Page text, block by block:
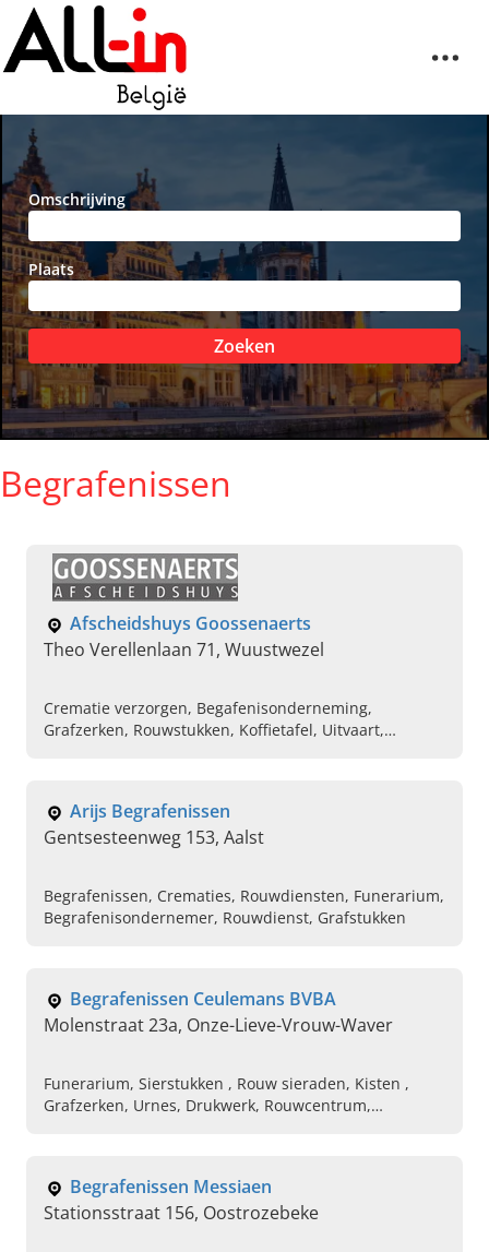
Omschrijving
Plaats
Zoeken
Begrafenissen
Afscheidshuys Goossenaerts
Theo Verellenlaan 71, Wuustwezel
Crematie verzorgen, Begafenisonderneming,
Grafzerken, Rouwstukken, Koffietafel, Uitvaart,
Arijs Begrafenissen
Gentsesteenweg 153, Aalst
Begrafenissen, Crematies, Rouwdiensten, Funerarium,
Begrafenisondernemer, Rouwdienst, Grafstukken
Begrafenissen Ceulemans BVBA
Molenstraat 23a, Onze-Lieve-Vrouw-Waver
Funerarium, Sierstukken , Rouw sieraden, Kisten ,
Grafzerken, Urnes, Drukwerk, Rouwcentrum,
Begrafenissen Messiaen
Stationsstraat 156, Oostrozebeke